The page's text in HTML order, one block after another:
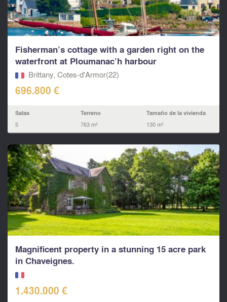
Fisherman’s cottage with a garden right on the
waterfront at Ploumanac’h harbour
Brittany, Cotes-d'Armor(22)
696.800 €
Salas
5
Terreno
763 m²
Tamaño de la vivienda
130 m²
Magnificent property in a stunning 15 acre park
in Chaveignes.
1.430.000 €